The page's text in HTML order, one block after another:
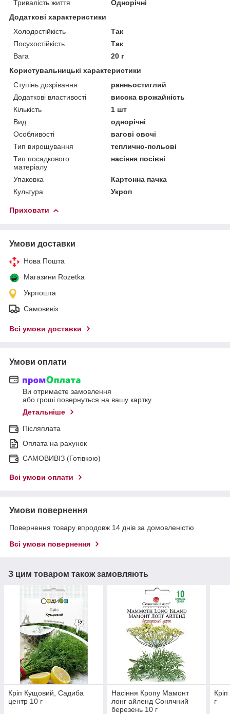
Тривалість життя
Однорічні
Додаткові характеристики
Холодостійкість
Так
Посухостійкість
Так
Вага
20 г
Користувальницькі характеристики
Ступінь дозрівання
ранньостиглий
Додаткові властивості
висока врожайність
Кількість
1 шт
Вид
однорічні
Особливості
вагові овочі
Тип вирощування
теплично-польові
Тип посадкового
матеріалу
насіння посівні
Упаковка
Картонна пачка
Культура
Укроп
Приховати
Умови доставки
Нова Пошта
Магазини Rozetka
Укрпошта
Самовивіз
Всі умови доставки
Умови оплати
Ви отримаєте замовлення
або гроші повернуться на вашу картку
Детальніше
Післяплата
Оплата на рахунок
САМОВИВІЗ (Готівкою)
Всі умови оплати
Умови повернення
Повернення товару впродовж 14 днів за домовленістю
Всі умови повернення
З цим товаром також замовляють
Кріп Кущовий, Садиба
центр 10 г
Насіння Кропу Мамонт
лонг айленд Сонячний
березень 10 г
г